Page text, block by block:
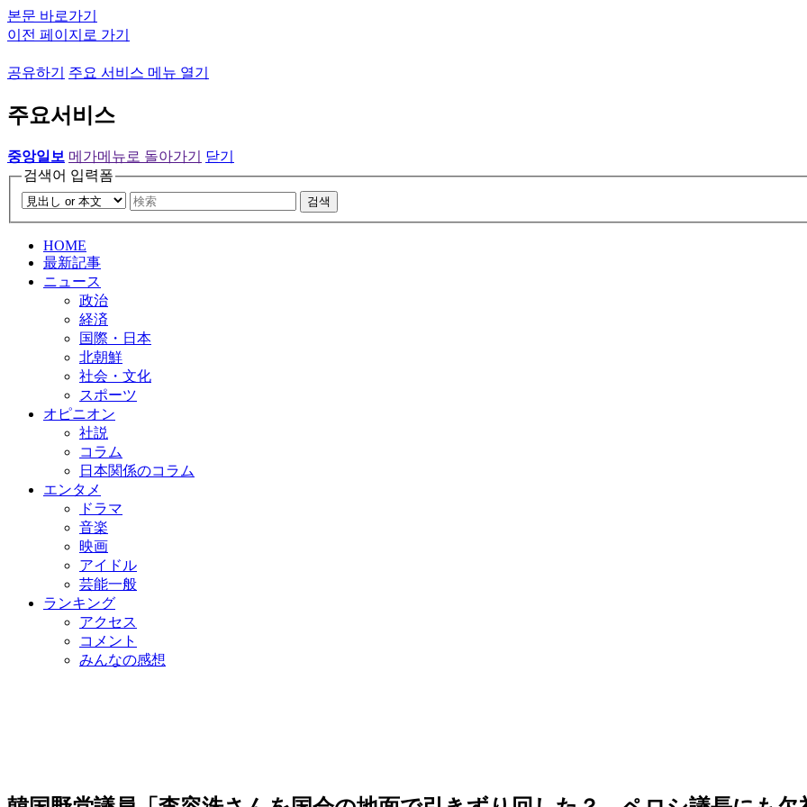
본문 바로가기
이전 페이지로 가기
공유하기 주요 서비스 메뉴 열기
주요서비스
중앙일보 메가메뉴로 돌아가기
닫기
검색어 입력폼
검색
HOME
最新記事
ニュース
政治
経済
国際・日本
北朝鮮
社会・文化
スポーツ
オピニオン
社説
コラム
日本関係のコラム
エンタメ
ドラマ
音楽
映画
アイドル
芸能一般
ランキング
アクセス
コメント
みんなの感想